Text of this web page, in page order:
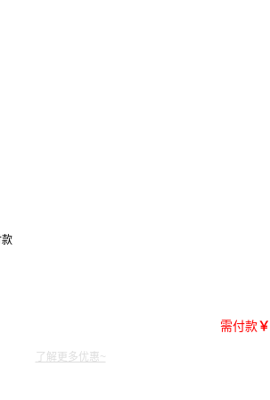
需付款￥
了解更多优惠~